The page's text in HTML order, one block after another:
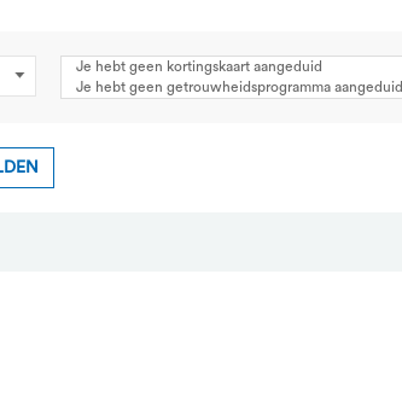
Je hebt geen kortingskaart aangeduid
Je hebt geen getrouwheidsprogramma aangeduid